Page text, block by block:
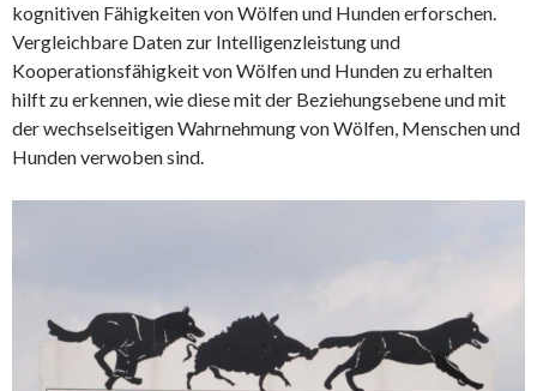
kognitiven Fähigkeiten von Wölfen und Hunden erforschen.
Vergleichbare Daten zur Intelligenzleistung und
Kooperationsfähigkeit von Wölfen und Hunden zu erhalten
hilft zu erkennen, wie diese mit der Beziehungsebene und mit
der wechselseitigen Wahrnehmung von Wölfen, Menschen und
Hunden verwoben sind.